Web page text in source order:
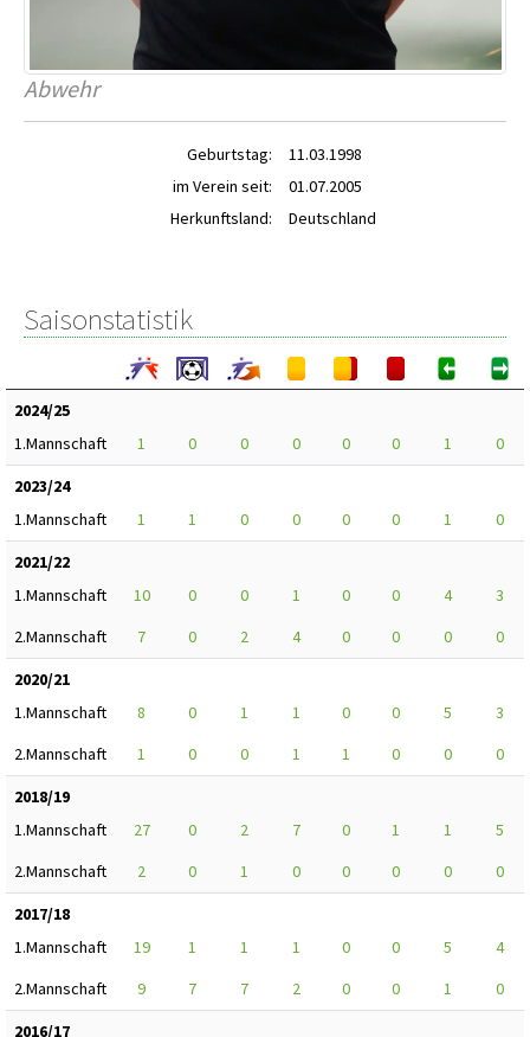
Abwehr
Geburtstag:
11.03.1998
im Verein seit:
01.07.2005
Herkunftsland:
Deutschland
Saisonstatistik
2024/25
1.Mannschaft
1 0 0 0 0 0 1
0
2023/24
1.Mannschaft
1 1 0 0 0 0 1
0
2021/22
1.Mannschaft
10 0 0 1 0 0 4
3
2.Mannschaft
7 0 2 4 0 0 0
0
2020/21
1.Mannschaft
8 0 1 1 0 0 5
3
2.Mannschaft
1 0 0 1 1 0 0
0
2018/19
1.Mannschaft
27 0 2 7 0 1 1
5
2.Mannschaft
2 0 1 0 0 0 0
0
2017/18
1.Mannschaft
19 1 1 1 0 0 5
4
2.Mannschaft
9 7 7 2 0 0 1
0
2016/17